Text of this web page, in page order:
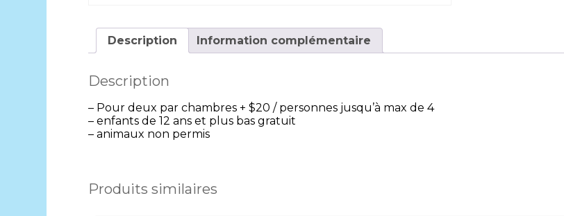
Description Information complémentaire
Description
– Pour deux par chambres + $20 / personnes jusqu’à max de 4
– enfants de 12 ans et plus bas gratuit
– animaux non permis
Produits similaires